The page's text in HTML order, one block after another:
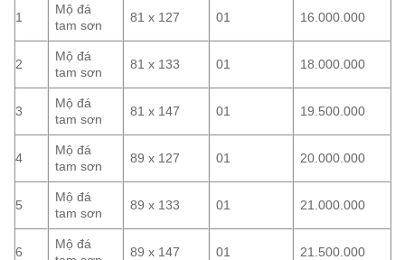
1
Mộ đá
tam sơn
81 x 127 01 16.000.000
2
Mộ đá
tam sơn
81 x 133 01 18.000.000
3
Mộ đá
tam sơn
81 x 147 01 19.500.000
4
Mộ đá
tam sơn
89 x 127 01 20.000.000
5
Mộ đá
tam sơn
89 x 133 01 21.000.000
6
Mộ đá
89 x 147 01 21.500.000